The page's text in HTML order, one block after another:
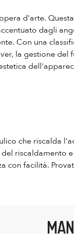
d'arte.
dagli
Con una
la gestione del
che riscalda
riscaldamento
con facilità.